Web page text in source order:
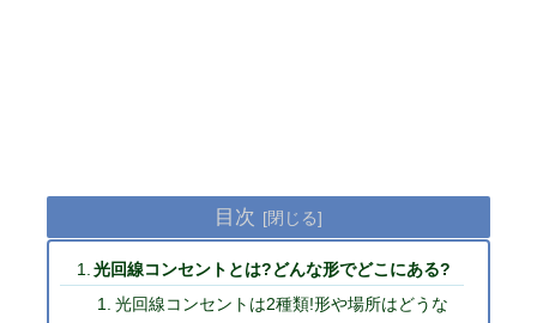
目次
光回線コンセントとは?どんな形でどこにある?
光回線コンセントは2種類!形や場所はどうな